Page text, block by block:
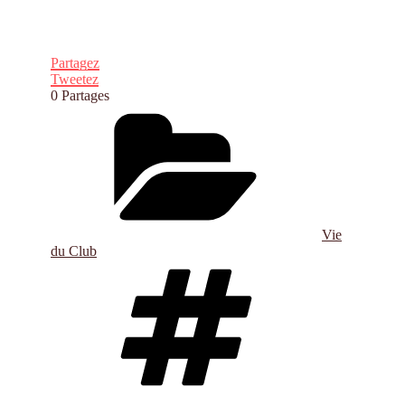
Partagez
Tweetez
0 Partages
Vie
du Club